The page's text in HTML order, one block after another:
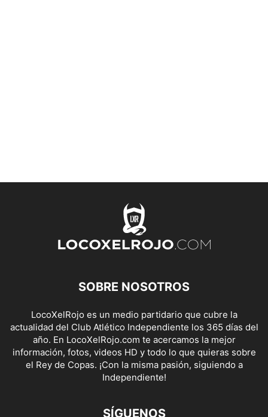
SOBRE NOSOTROS
LocoXelRojo es un medio partidario que cubre la
actualidad del Club Atlético Independiente los 365 días del
año. En LocoXelRojo.com te acercamos la mejor
información, fotos, videos HD y todo lo que quieras sobre
el Rey de Copas. ¡Con la misma pasión, siguiendo a
Independiente!
SÍGUENOS